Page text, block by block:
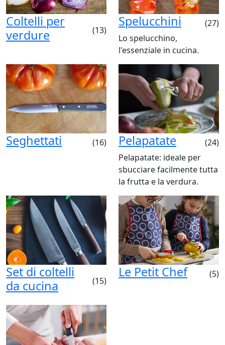
Coltelli per
verdure
(13)
Spelucchini
(27)
Lo spelucchino,
l'essenziale in cucina.
Seghettati (16) Pelapatate
(24)
Pelapatate: ideale per
sbucciare facilmente tutta
la frutta e la verdura.
Set di coltelli
da cucina
(15)
Le Petit Chef (5)